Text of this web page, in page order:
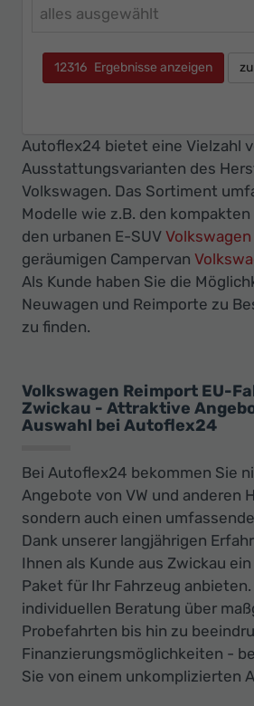
alles ausgewählt
12316 Ergebnisse anzeigen
Autoflex24 bietet eine Vielzahl
Ausstattungsvarianten des
Volkswagen. Das Sortiment
Modelle wie z.B. den kompakten
den urbanen E-SUV Volkswagen
geräumigen Campervan
Als Kunde haben Sie die
Neuwagen und Reimporte zu
zu finden.
Volkswagen Reimport EU-
Zwickau - Attraktive
Auswahl bei Autoflex24
Bei Autoflex24 bekommen Sie
Angebote von VW und anderen
sondern auch einen
Dank unserer langjährigen
Ihnen als Kunde aus Zwickau
Paket für Ihr Fahrzeug
individuellen Beratung über
Probefahrten bis hin zu
Finanzierungsmöglichkeiten -
Sie von einem unkomplizierten